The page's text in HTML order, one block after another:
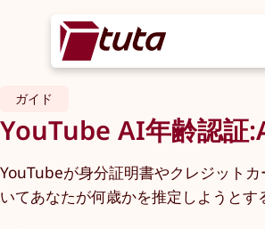
ガイド
YouTube AI年齢認証
YouTubeが身分証明書やクレジット
いてあなたが何歳かを推定しようとす